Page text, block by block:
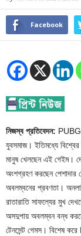
Facebook
নিজস্ব প্রতিবেদন: PUBG
যুবসমাজ। ইতিমধ্যে
মানুষ খেলছেন এই গেইম।
অংশগ্রহণ করছেন
অবলম্বনের প্রবণতা।
রাতারাতি সাফল্যের মুখ
অসদুপায় অবলম্বন বন্ধ
টেনসেন্ট গেমস। বিশেষ